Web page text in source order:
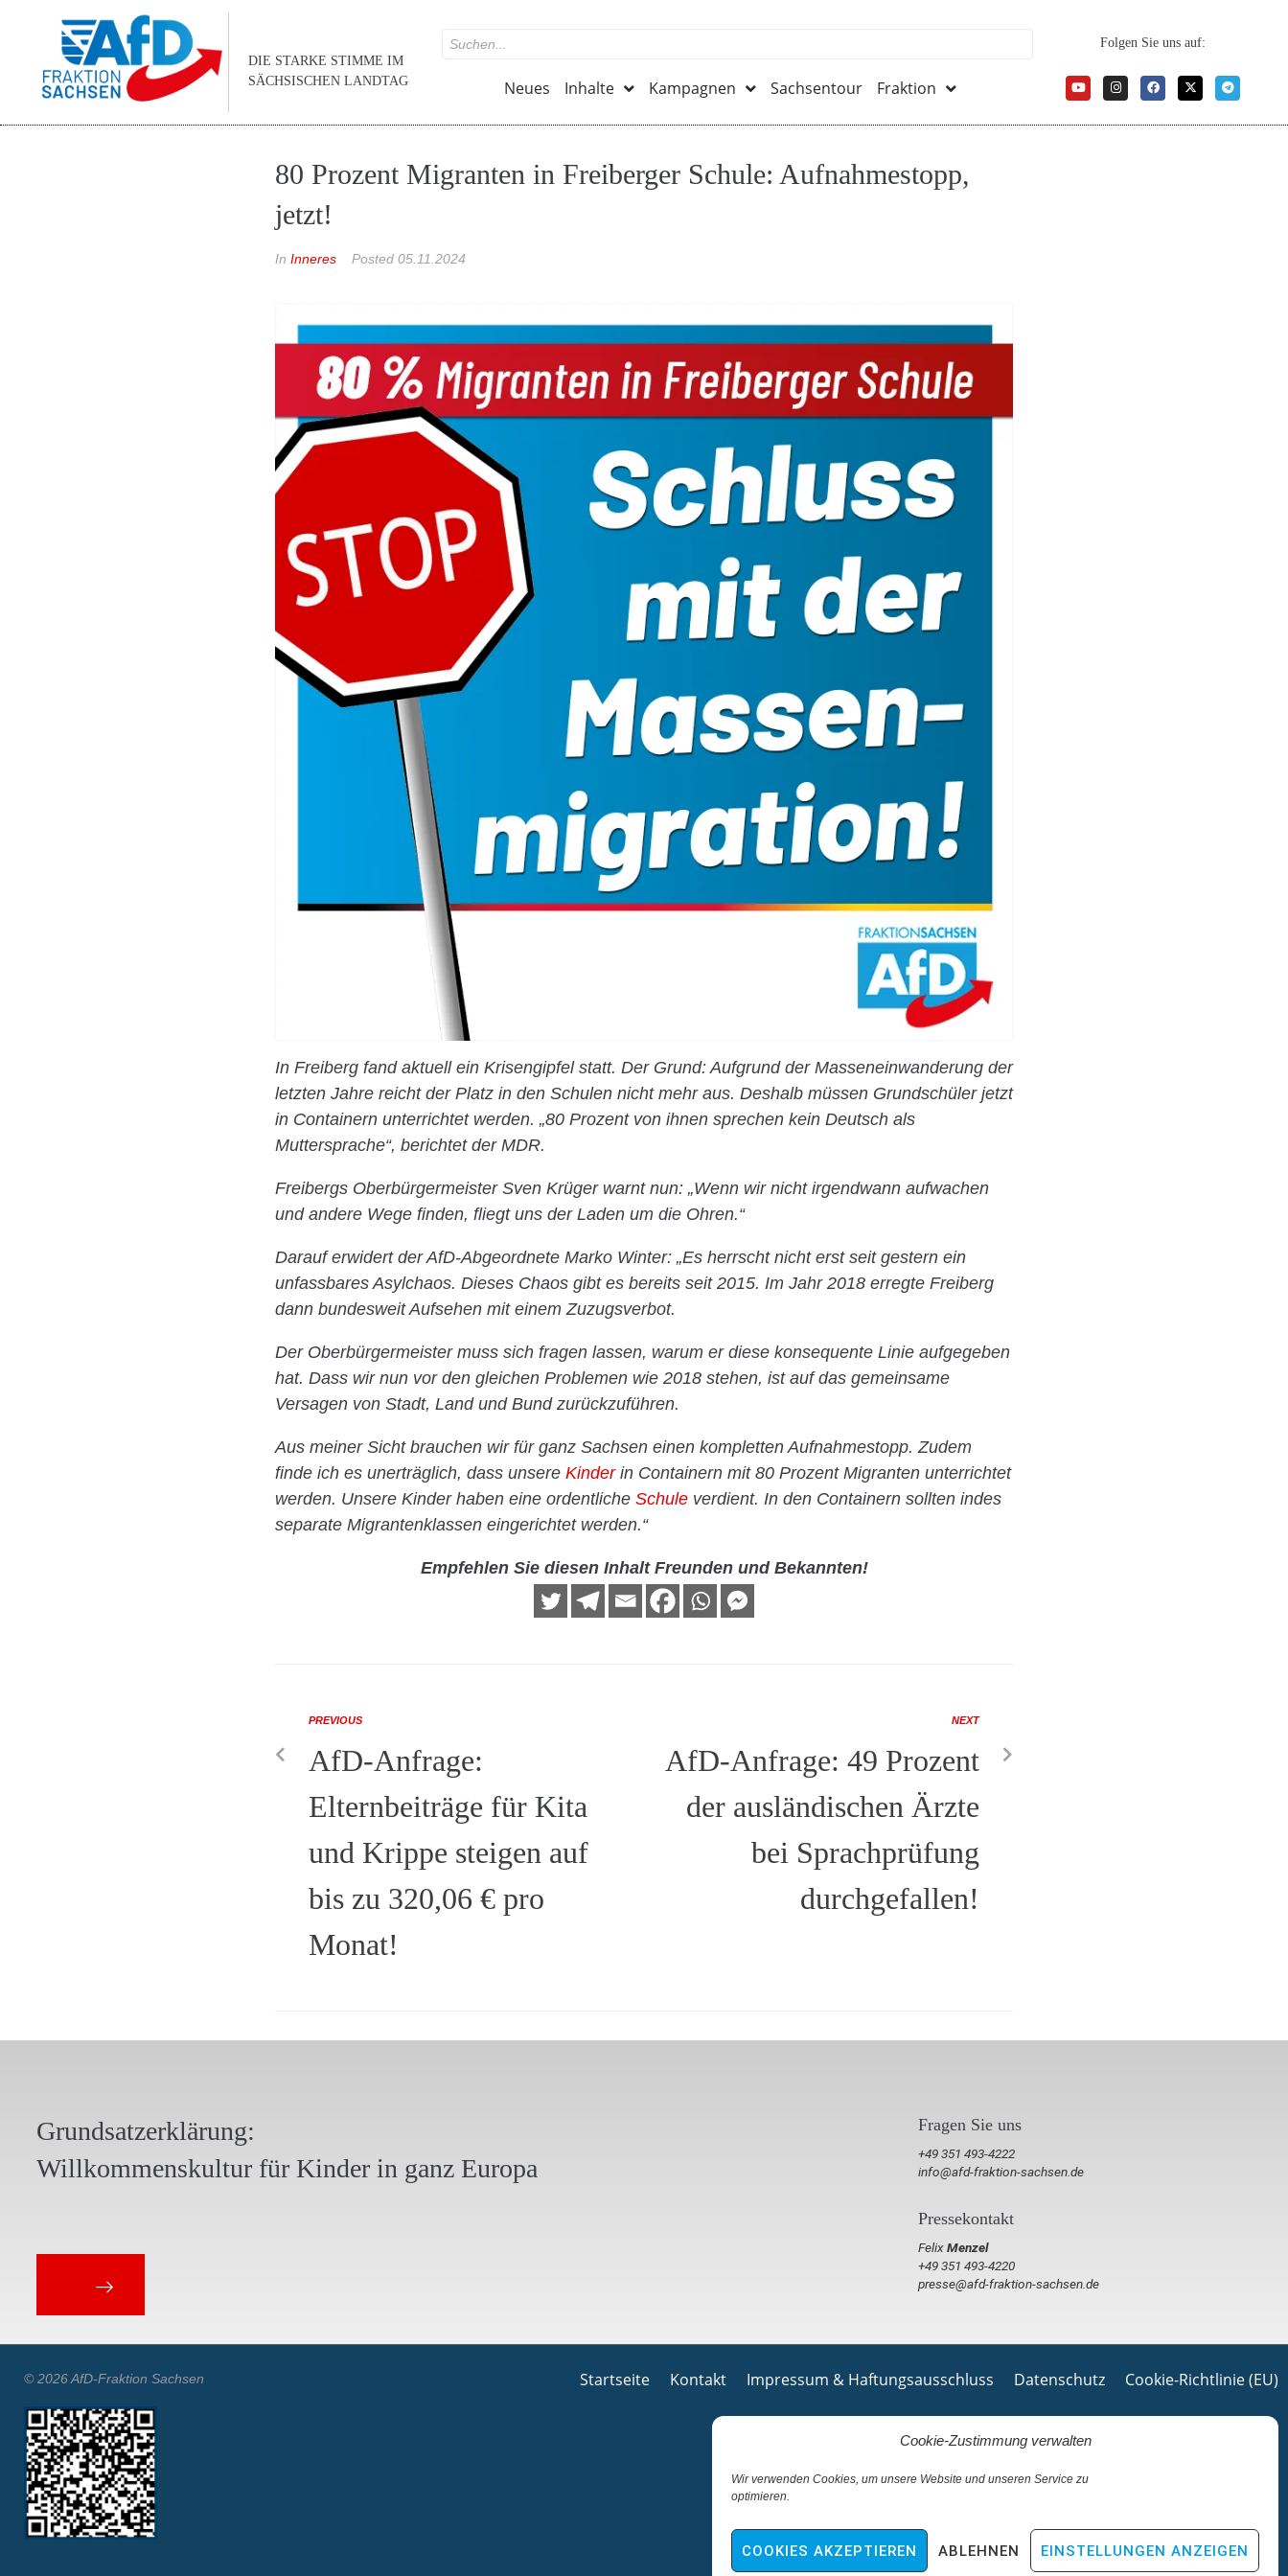
Cookie-Zustimmung verwalten
Wir verwenden Cookies, um unsere Website und unseren Service zu
optimieren.
COOKIES AKZEPTIEREN ABLEHNEN EINSTELLUNGEN ANZEIGEN
DIE STARKE STIMME IM
SÄCHSISCHEN LANDTAG
Neues Inhalte Kampagnen Sachsentour Fraktion
Folgen Sie uns auf:
80 Prozent Migranten in Freiberger Schule: Aufnahmestopp,
jetzt!
In Inneres Posted 05.11.2024
In Freiberg fand aktuell ein Krisengipfel statt. Der Grund: Aufgrund der Masseneinwanderung der
letzten Jahre reicht der Platz in den Schulen nicht mehr aus. Deshalb müssen Grundschüler jetzt
in Containern unterrichtet werden. „80 Prozent von ihnen sprechen kein Deutsch als
Muttersprache“, berichtet der MDR.
Freibergs Oberbürgermeister Sven Krüger warnt nun: „Wenn wir nicht irgendwann aufwachen
und andere Wege finden, fliegt uns der Laden um die Ohren.“
Darauf erwidert der AfD-Abgeordnete Marko Winter: „Es herrscht nicht erst seit gestern ein
unfassbares Asylchaos. Dieses Chaos gibt es bereits seit 2015. Im Jahr 2018 erregte Freiberg
dann bundesweit Aufsehen mit einem Zuzugsverbot.
Der Oberbürgermeister muss sich fragen lassen, warum er diese konsequente Linie aufgegeben
hat. Dass wir nun vor den gleichen Problemen wie 2018 stehen, ist auf das gemeinsame
Versagen von Stadt, Land und Bund zurückzuführen.
Aus meiner Sicht brauchen wir für ganz Sachsen einen kompletten Aufnahmestopp. Zudem
finde ich es unerträglich, dass unsere Kinderin Containern mit 80 Prozent Migranten unterrichtet
werden. Unsere Kinder haben eine ordentliche Schule verdient. In den Containern sollten indes
separate Migrantenklassen eingerichtet werden.“
Empfehlen Sie diesen Inhalt Freunden und Bekannten!
PREVIOUS
AfD-Anfrage:
Elternbeiträge für Kita
und Krippe steigen auf
bis zu 320,06 € pro
Monat!
NEXT
AfD-Anfrage: 49 Prozent
der ausländischen Ärzte
bei Sprachprüfung
durchgefallen!
Grundsatzerklärung:
Willkommenskultur für Kinder in ganz Europa
Fragen Sie uns
+49 351 493-4222
info@afd-fraktion-sachsen.de
Pressekontakt
FelixMenzel
+49 351 493-4220
presse@afd-fraktion-sachsen.de
© 2026 AfD-Fraktion Sachsen Startseite Kontakt Impressum & Haftungsausschluss Datenschutz Cookie-Richtlinie (EU)